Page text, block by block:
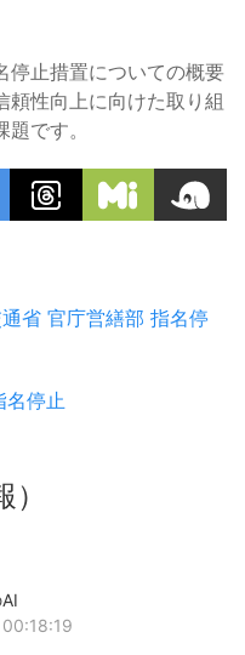
停止措置についての概要
頼性向上に向けた取り組
です。
省 官庁営繕部 指名停
名停止